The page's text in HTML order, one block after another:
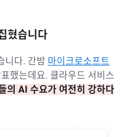
혔습니다
니다. 간밤 마이크로소프트
했는데요. 클라우드 서비스
의 AI 수요가 여전히 강하다